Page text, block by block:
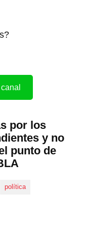
por los
y no
punto de
política